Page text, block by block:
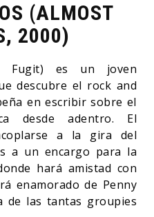
(ALMOST
2000)
Fugit) es un joven
descubre el rock and
en escribir sobre el
desde adentro. El
a la gira del
a un encargo para la
hará amistad con
enamorado de Penny
de las tantas groupies